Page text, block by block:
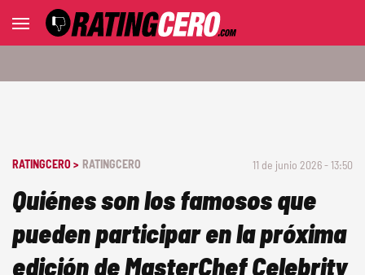
RATINGCERO > RATINGCERO 11 de junio 2026 - 13:50
Quiénes son los famosos que
pueden participar en la próxima
edición de MasterChef Celebrity